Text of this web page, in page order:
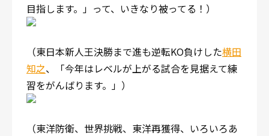
目指します。」って、いきなり被ってる！）
（東日本新人王決勝まで進も逆転KO負けした横田
知之、「今年はレベルが上がる試合を見据えて練
習をがんばります。」）
（東洋防衛、世界挑戦、東洋再獲得、いろいろあ